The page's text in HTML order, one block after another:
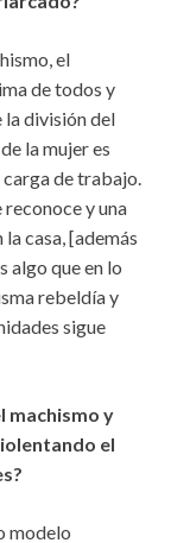
el
de todos y
la división del
la mujer es
carga de trabajo.
y una
casa, [además
algo que en lo
rebeldía y
sigue
machismo y
el
modelo